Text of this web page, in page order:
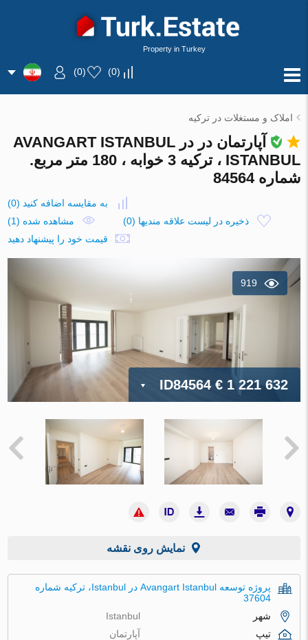
Property in Turkey
(
0
)
(
0
)
املاک و مستغلات در ترکیه
آپارتمان در در AVANGART ISTANBUL
ISTANBUL ، ترکیه 3 خوابه ، 180 متر مربع.
شماره 84564
به مقایسه اضافه کنید (
0
)
ذخیره در لیست علاقه مندیها (
0
)
مشاهده شده (1)
قیمت خود را پیشنهاد دهید
919
ID84564€ 1 221 632
نمایش روی نقشه
پروژه توسعه Avangart Istanbul در Istanbul، ترکیه شماره
37604
شهر
Istanbul
تیپ
آپارتمان